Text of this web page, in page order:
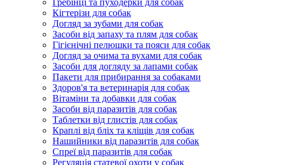
Гребінці та пуходерки для собак
Кігтерізи для собак
Догляд за зубами для собак
Засоби від запаху та плям для собак
Гігієнічні пелюшки та пояси для собак
Догляд за очима та вухами для собак
Засоби для догляду за лапами собак
Пакети для прибирання за собаками
Здоров'я та ветеринарія для собак
Вітаміни та добавки для собак
Засоби від паразитів для собак
Таблетки від глистів для собак
Краплі від бліх та кліщів для собак
Нашийники від паразитів для собак
Спреї від паразитів для собак
Регуляція статевої охоти у собак